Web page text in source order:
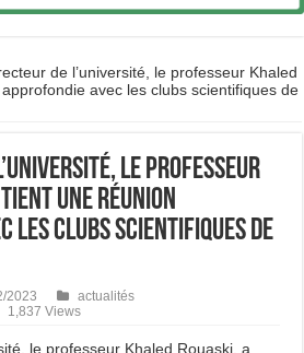
de l’université, le professeur Khaled
avec les clubs scientifiques de
le professeur
une réunion
les clubs scientifiques de
2023
actualités
1,837 Views
le professeur Khaled Rouaski, a